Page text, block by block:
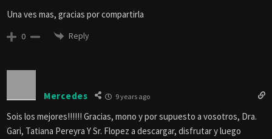
Una ves mas, gracias por compartirla
0 Reply
Mercedes 9 years ago
Sois los mejores!!!!!! Gracias, mono y por supuesto a vosotros, Dra.
Gari, Tatiana Pereyra Y Sr. Flopez a descargar, disfrutar y luego